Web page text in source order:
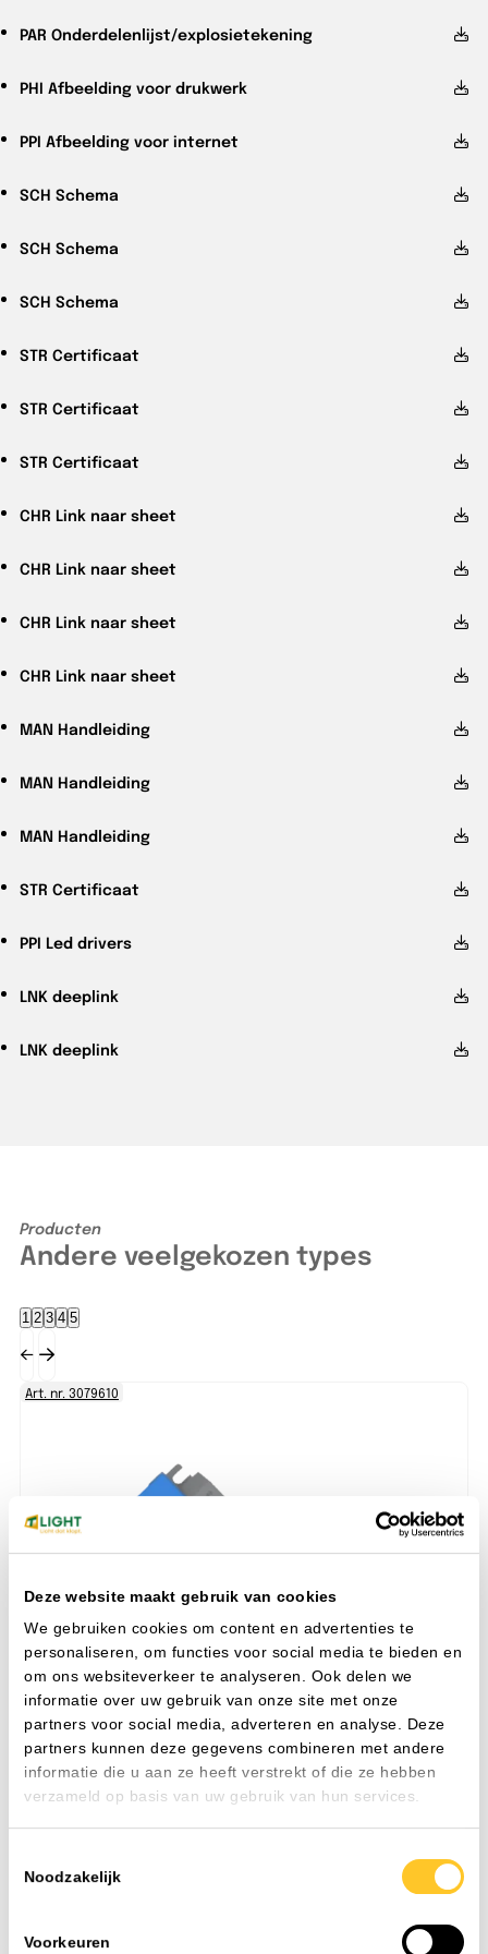
Deze website maakt gebruik van cookies
We gebruiken cookies om content en advertenties te
personaliseren, om functies voor social media te bieden en
om ons websiteverkeer te analyseren. Ook delen we
informatie over uw gebruik van onze site met onze
partners voor social media, adverteren en analyse. Deze
partners kunnen deze gegevens combineren met andere
informatie die u aan ze heeft verstrekt of die ze hebben
verzameld op basis van uw gebruik van hun services.
Noodzakelijk
Voorkeuren
PAR Onderdelenlijst/explosietekening
PHI Afbeelding voor drukwerk
PPI Afbeelding voor internet
SCH Schema
SCH Schema
SCH Schema
STR Certificaat
STR Certificaat
STR Certificaat
CHR Link naar sheet
CHR Link naar sheet
CHR Link naar sheet
CHR Link naar sheet
MAN Handleiding
MAN Handleiding
MAN Handleiding
STR Certificaat
PPI Led drivers
LNK deeplink
LNK deeplink
Producten
Andere veelgekozen types
1 2 3 4 5
Art. nr. 3079610
IP-waardeIP20